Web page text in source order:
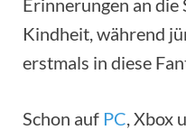
Erinnerungen an
Kindheit, während
erstmals in diese
Schon auf PC, Xbox